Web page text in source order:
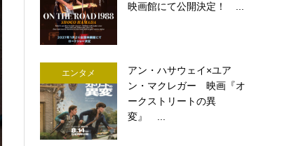
映画館にて公開決定！ ...
エンタメ
アン・ハサウェイ×ユア
ン・マクレガー 映画『オ
ークストリートの異
変』 ...